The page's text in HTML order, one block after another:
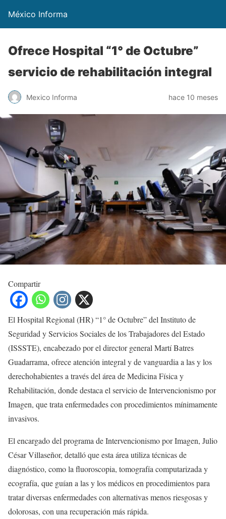
México Informa
Ofrece Hospital “1° de Octubre”
servicio de rehabilitación integral
Mexico Informa hace 10 meses
Compartir
El Hospital Regional (HR) “1° de Octubre” del Instituto de
Seguridad y Servicios Sociales de los Trabajadores del Estado
(ISSSTE), encabezado por el director general Martí Batres
Guadarrama, ofrece atención integral y de vanguardia a las y los
derechohabientes a través del área de Medicina Física y
Rehabilitación, donde destaca el servicio de Intervencionismo por
Imagen, que trata enfermedades con procedimientos mínimamente
invasivos.
El encargado del programa de Intervencionismo por Imagen, Julio
César Villaseñor, detalló que esta área utiliza técnicas de
diagnóstico, como la fluoroscopia, tomografía computarizada y
ecografía, que guían a las y los médicos en procedimientos para
tratar diversas enfermedades con alternativas menos riesgosas y
dolorosas, con una recuperación más rápida.